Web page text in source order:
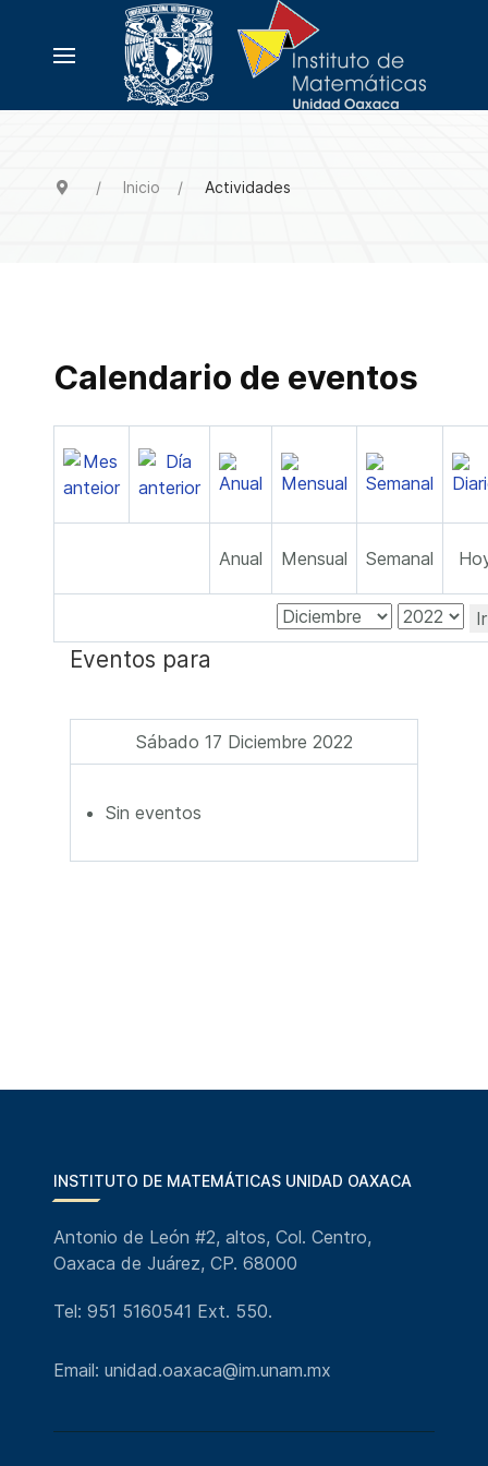
Inicio Actividades
Calendario de eventos
Anual Mensual Semanal
Eventos para
Sábado 17 Diciembre 2022
Sin eventos
INSTITUTO DE MATEMÁTICAS UNIDAD OAXACA
Antonio de León #2, altos, Col. Centro,
Oaxaca de Juárez, CP. 68000
Tel: 951 5160541 Ext. 550.
Email: unidad.oaxaca@im.unam.mx